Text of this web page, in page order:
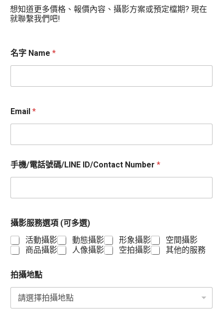
想知道更多價格、報價內容、攝影方案或預定檔期? 現在
就聯繫我們吧!
名字 Name *
Email *
手機/電話號碼/LINE ID/Contact Number *
攝影服務選項 (可多選)
活動攝影
動態攝影 形象攝影
空間攝影
商品攝影
人像攝影 空拍攝影 其他的服務
拍攝地點